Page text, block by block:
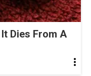
Dies From A